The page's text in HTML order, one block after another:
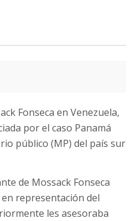
Fonseca en Venezuela,
por el caso Panamá
público (MP) del país sur
de Mossack Fonseca
representación del
les asesoraba